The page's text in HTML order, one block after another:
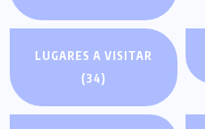
LUGARES A VISITAR
(34)